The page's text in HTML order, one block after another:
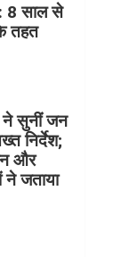
8 साल से
तहत
ने सुनीं जन
निर्देश;
और
ने जताया